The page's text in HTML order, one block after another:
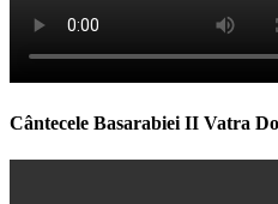
Cântecele Basarabiei II Vatra